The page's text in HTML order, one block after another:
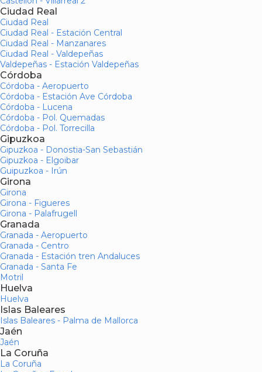
Ciudad Real
Ciudad Real
Ciudad Real - Estación Central
Ciudad Real - Manzanares
Ciudad Real - Valdepeñas
Valdepeñas - Estación Valdepeñas
Córdoba
Córdoba - Aeropuerto
Córdoba - Estación Ave Córdoba
Córdoba - Lucena
Córdoba - Pol. Quemadas
Córdoba - Pol. Torrecilla
Gipuzkoa
Gipuzkoa - Donostia-San Sebastián
Gipuzkoa - Elgoibar
Guipuzkoa - Irún
Girona
Girona
Girona - Figueres
Girona - Palafrugell
Granada
Granada - Aeropuerto
Granada - Centro
Granada - Estación tren Andaluces
Granada - Santa Fe
Motril
Huelva
Huelva
Islas Baleares
Islas Baleares - Palma de Mallorca
Jaén
Jaén
La Coruña
La Coruña